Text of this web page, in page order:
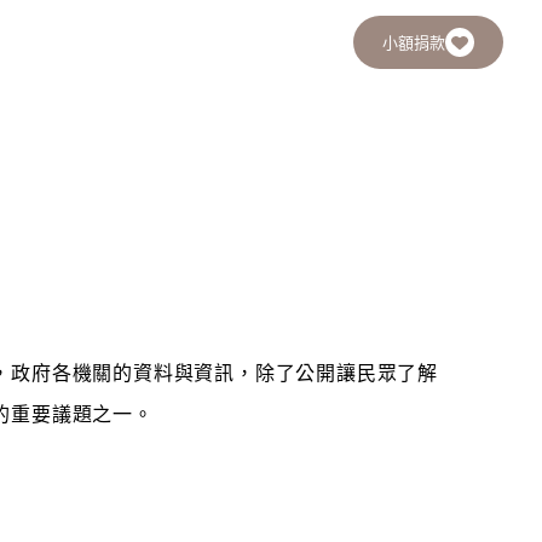
小額捐款
政府各機關的資料與資訊，除了公開讓民眾了解
要議題之一。